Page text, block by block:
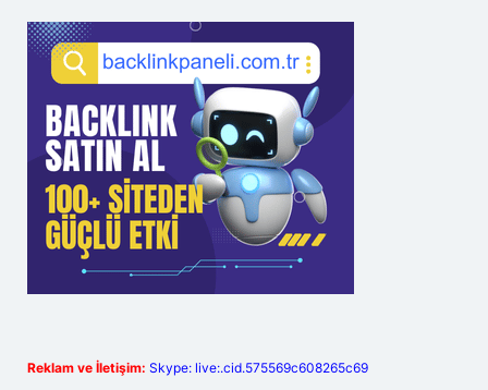
Reklam ve İletişim: Skype: live:.cid.575569c608265c69